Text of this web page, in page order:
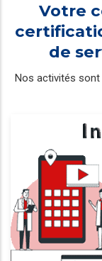
Votre
de
Nos activités sont